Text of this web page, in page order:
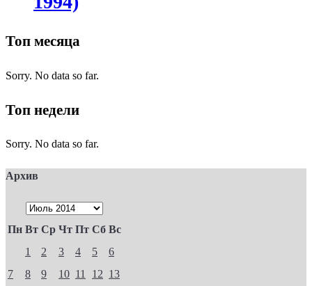
Топ месяца
Sorry. No data so far.
Топ недели
Sorry. No data so far.
Архив
Пн Вт Ср Чт Пт Сб Вс
1 2 3 4 5
6
7
8 9 10 11 12 13